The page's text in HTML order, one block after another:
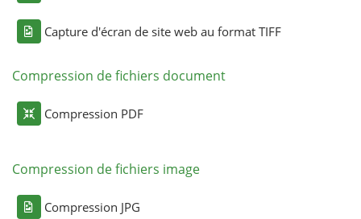
Capture d'écran de site web au format TIFF
Compression de fichiers document
Compression PDF
Compression de fichiers image
Compression JPG